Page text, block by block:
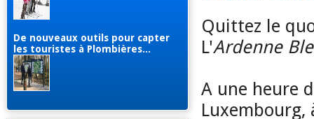
De nouveaux outils pour capter
les touristes à Plombières...
Quittez le
L'Ardenne
A une heure
Luxembourg,